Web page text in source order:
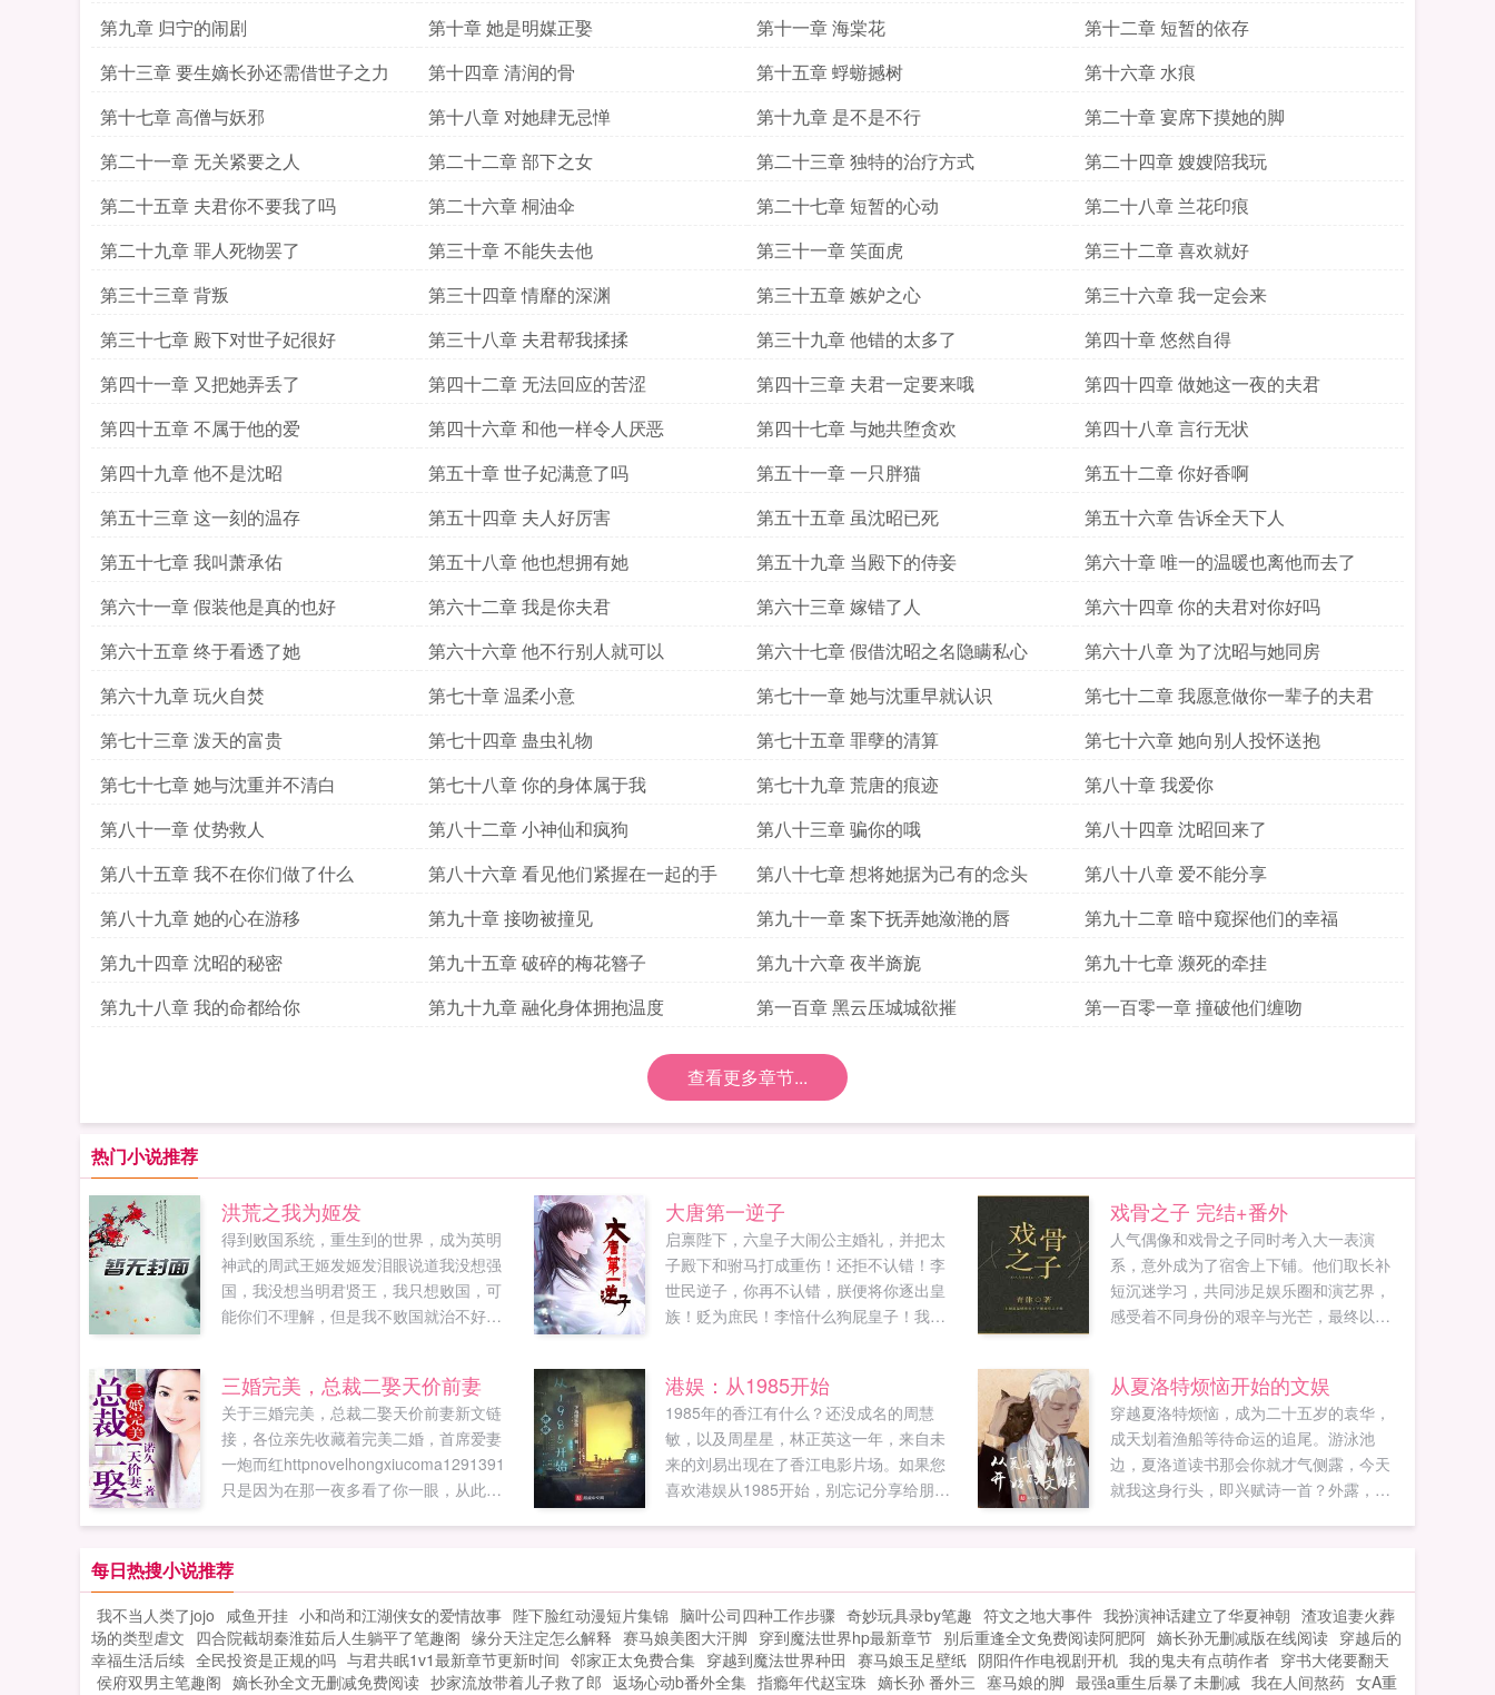
第九章 归宁的闹剧
第十章 她是明媒正娶 第十一章 海棠花
第十二章 短暂的依存
第十三章 要生嫡长孙还需借世子之力
第十四章 清润的骨 第十五章 蜉蝣撼树
第十六章 水痕
第十七章 高僧与妖邪
第十八章 对她肆无忌惮 第十九章 是不是不行
第二十章 宴席下摸她的脚
第二十一章 无关紧要之人
第二十二章 部下之女 第二十三章 独特的治疗方式
第二十四章 嫂嫂陪我玩
第二十五章 夫君你不要我了吗
第二十六章 桐油伞 第二十七章 短暂的心动
第二十八章 兰花印痕
第二十九章 罪人死物罢了
第三十章 不能失去他 第三十一章 笑面虎
第三十二章 喜欢就好
第三十三章 背叛
第三十四章 情靡的深渊 第三十五章 嫉妒之心
第三十六章 我一定会来
第三十七章 殿下对世子妃很好
第三十八章 夫君帮我揉揉 第三十九章 他错的太多了
第四十章 悠然自得
第四十一章 又把她弄丢了
第四十二章 无法回应的苦涩 第四十三章 夫君一定要来哦
第四十四章 做她这一夜的夫君
第四十五章 不属于他的爱
第四十六章 和他一样令人厌恶 第四十七章 与她共堕贪欢
第四十八章 言行无状
第四十九章 他不是沈昭
第五十章 世子妃满意了吗 第五十一章 一只胖猫
第五十二章 你好香啊
第五十三章 这一刻的温存
第五十四章 夫人好厉害 第五十五章 虽沈昭已死
第五十六章 告诉全天下人
第五十七章 我叫萧承佑
第五十八章 他也想拥有她 第五十九章 当殿下的侍妾
第六十章 唯一的温暖也离他而去了
第六十一章 假装他是真的也好
第六十二章 我是你夫君 第六十三章 嫁错了人
第六十四章 你的夫君对你好吗
第六十五章 终于看透了她
第六十六章 他不行别人就可以 第六十七章 假借沈昭之名隐瞒私心
第六十八章 为了沈昭与她同房
第六十九章 玩火自焚
第七十章 温柔小意 第七十一章 她与沈重早就认识
第七十二章 我愿意做你一辈子的夫君
第七十三章 泼天的富贵
第七十四章 蛊虫礼物 第七十五章 罪孽的清算
第七十六章 她向别人投怀送抱
第七十七章 她与沈重并不清白
第七十八章 你的身体属于我 第七十九章 荒唐的痕迹
第八十章 我爱你
第八十一章 仗势救人
第八十二章 小神仙和疯狗 第八十三章 骗你的哦
第八十四章 沈昭回来了
第八十五章 我不在你们做了什么
第八十六章 看见他们紧握在一起的手 第八十七章 想将她据为己有的念头
第八十八章 爱不能分享
第八十九章 她的心在游移
第九十章 接吻被撞见 第九十一章 案下抚弄她潋滟的唇
第九十二章 暗中窥探他们的幸福
第九十四章 沈昭的秘密
第九十五章 破碎的梅花簪子 第九十六章 夜半旖旎
第九十七章 濒死的牵挂
第九十八章 我的命都给你
第九十九章 融化身体拥抱温度 第一百章 黑云压城城欲摧 第一百零一章 撞破他们缠吻
查看更多章节...
热门小说推荐
洪荒之我为姬发
得到败国系统，重生到的世界，成为英明
神武的周武王姬发姬发泪眼说道我没想强
国，我没想当明君贤王，我只想败国，可
能你们不理解，但是我不败国就治不好病
君周武王做的这些，就没有强国，朋友们
让我一起加油干，为了伟大的强国梦！如
果您喜欢洪荒之我为姬发，别忘记分享给
朋友...
大唐第一逆子
启禀陛下，六皇子大闹公主婚礼，并把太
子殿下和驸马打成重伤！还拒不认错！李
世民逆子，你再不认错，朕便将你逐出皇
族！贬为庶民！李愔什么狗屁皇子！我不
您好。他的琉璃厂月入百万贯。堪比长安
半年税收。李世民惊恐这陛下，六皇子的
集团公司提供了千万个就业岗位，让千万
家庭奔小康。月进账亿万贯！富可敌国！
李世民急了快召我儿回宫，大不了朕给他
道歉。晚了！六皇子带着他的远洋舰队已
出面求他回来！如果您喜欢大唐第一逆
子，别忘记分享给朋友...
戏骨之子 完结+番外
人气偶像和戏骨之子同时考入大一表演
系，意外成为了宿舍上下铺。他们取长补
短沉迷学习，共同涉足娱乐圈和演艺界，
感受着不同身份的艰辛与光芒，最终以实
三婚完美，总裁二娶天价前妻
关于三婚完美，总裁二娶天价前妻新文链
接，各位亲先收藏着完美二婚，首席爱妻
一炮而红httpnovelhongxiucoma1291391
只是因为在那一夜多看了你一眼，从此，
港娱：从1985开始
1985年的香江有什么？还没成名的周慧
敏，以及周星星，林正英这一年，来自未
来的刘易出现在了香江电影片场。如果您
喜欢港娱从1985开始，别忘记分享给朋
从夏洛特烦恼开始的文娱
穿越夏洛特烦恼，成为二十五岁的袁华，
成天划着渔船等待命运的追尾。游泳池
边，夏洛道读书那会你就才气侧露，今天
就我这身行头，即兴赋诗一首？外露，外
袁华洛哥，我想开一家电影投资公司。如
果您喜欢从夏洛特烦恼开始的文娱，别忘
记分享给朋友...
每日热搜小说推荐
我不当人类了jojo 咸鱼开挂 小和尚和江湖侠女的爱情故事 陛下脸红动漫短片集锦 脑叶公司四种工作步骤 奇妙玩具录by笔趣 符文之地大事件 我扮演神话建立了华夏神朝 渣攻追妻火葬
场的类型虐文 四合院截胡秦淮茹后人生躺平了笔趣阁 缘分天注定怎么解释 赛马娘美图大汗脚 穿到魔法世界hp最新章节 别后重逢全文免费阅读阿肥阿 嫡长孙无删减版在线阅读 穿越后的
幸福生活后续 全民投资是正规的吗 与君共眠1v1最新章节更新时间 邻家正太免费合集 穿越到魔法世界种田 赛马娘玉足壁纸 阴阳仵作电视剧开机 我的鬼夫有点萌作者 穿书大佬要翻天
侯府双男主笔趣阁 嫡长孙全文无删减免费阅读 抄家流放带着儿子救了郎 返场心动b番外全集 指瘾年代赵宝珠 嫡长孙 番外三 塞马娘的脚 最强a重生后暴了未删减 我在人间熬药 女A重